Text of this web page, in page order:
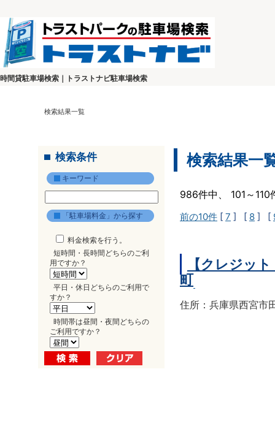
時間貸駐車場検索｜トラストナビ駐車場検索
検索結果一覧
検索条件
キーワード
「駐車場料金」から探す
料金検索を行う。
短時間・長時間どちらのご利
用ですか？
平日・休日どちらのご利用で
すか？
時間帯は昼間・夜間どちらの
ご利用ですか？
検索結果一
986件中、 101～
前の10件 [ 7 ] [ 8 ] [
【クレジッ
町
住所：兵庫県西宮市